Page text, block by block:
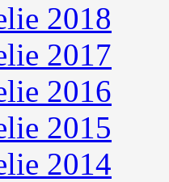
2018
2017
2016
2015
2014